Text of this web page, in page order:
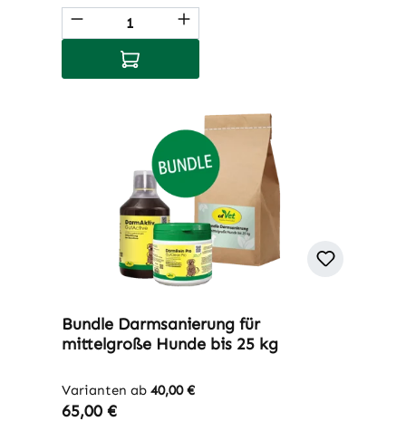
Produkt Anzahl: Gib den
In den Warenkorb
Bundle Darmsanierung für
mittelgroße Hunde bis 25 kg
Varianten ab40,00 €
Regulärer Preis:
65,00 €